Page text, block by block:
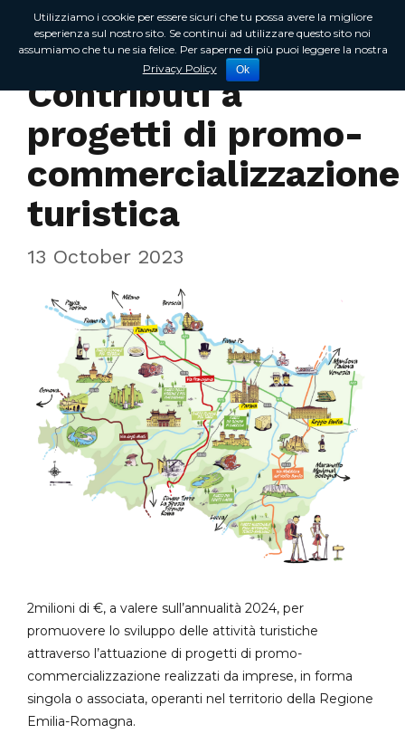
In Regione
Contributi a
progetti di promo-
commercializzazione
turistica
13 October 2023
2milioni di €, a valere sull’annualità 2024, per
promuovere lo sviluppo delle attività turistiche
attraverso l’attuazione di progetti di promo-
commercializzazione realizzati da imprese, in forma
singola o associata, operanti nel territorio della Regione
Emilia-Romagna.
Utilizziamo i cookie per essere sicuri che tu possa avere la migliore
esperienza sul nostro sito. Se continui ad utilizzare questo sito noi
assumiamo che tu ne sia felice. Per saperne di più puoi leggere la nostra
Privacy Policy
Ok